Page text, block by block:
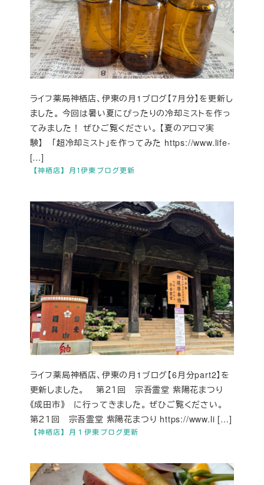
【神栖店】月1伊東ブログ更新
ライフ薬局神栖店、伊東の月1ブログ【7月分】を更新し
ました。 今回は暑い夏にぴったりの冷却ミストを作っ
てみました！ ぜひご覧ください。 【夏のアロマ実
験】 「超冷却ミスト」を作ってみた https://www.life-
[…]
【神栖店】月１伊東ブログ更新
ライフ薬局神栖店、伊東の月1ブログ【6月分part2】を
更新しました。 第２１回 宗吾霊堂 紫陽花まつり
《成田市》 に行ってきました。 ぜひご覧ください。
第２１回 宗吾霊堂 紫陽花まつり https://www.li […]